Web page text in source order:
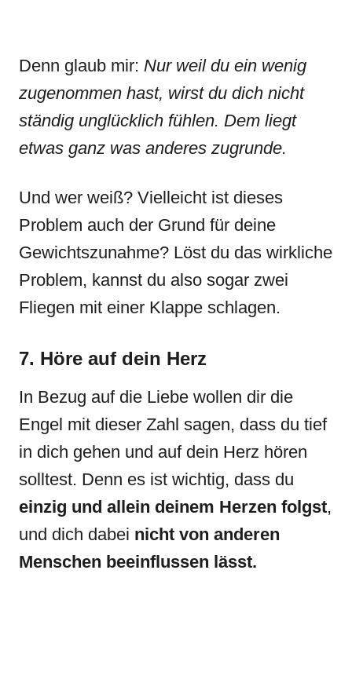
Denn glaub mir: Nur weil du ein wenig
zugenommen hast, wirst du dich nicht
ständig unglücklich fühlen. Dem liegt
etwas ganz was anderes zugrunde.
Und wer weiß? Vielleicht ist dieses
Problem auch der Grund für deine
Gewichtszunahme? Löst du das wirkliche
Problem, kannst du also sogar zwei
Fliegen mit einer Klappe schlagen.
7. Höre auf dein Herz
In Bezug auf die Liebe wollen dir die
Engel mit dieser Zahl sagen, dass du tief
in dich gehen und auf dein Herz hören
solltest. Denn es ist wichtig, dass du
einzig und allein deinem Herzen folgst,
und dich dabei nicht von anderen
Menschen beeinflussen lässt.